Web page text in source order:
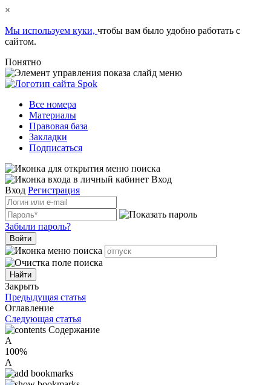
×
Мы используем куки, чтобы вам было удобно работать с
сайтом.
Понятно
Все номера
Материалы
Правовая база
Закладки
Подписаться
Вход
Вход Регистрация
Забыли пароль?
Войти
Закрыть
Предыдущая статья
Оглавление
Следующая статья
Содержание
A
100%
A